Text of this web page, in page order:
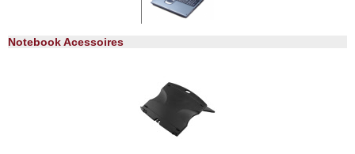
Notebook Acessoires